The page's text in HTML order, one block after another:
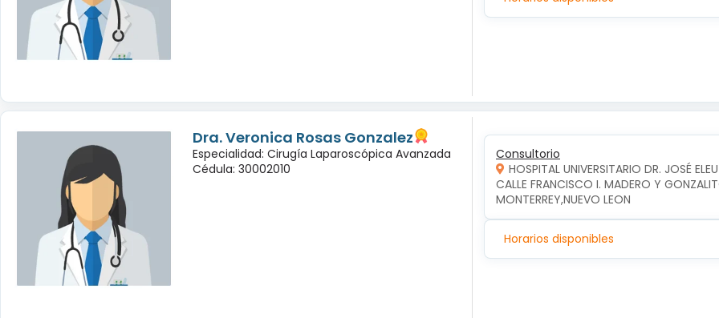
Dra. Veronica Rosas Gonzalez
Especialidad: Cirugía Laparoscópica Avanzada
Cédula: 30002010
Consultorio
HOSPITAL UNIVERSITARIO DR. JOSÉ
CALLE FRANCISCO I. MADERO Y
MONTERREY,NUEVO LEON
Horarios disponibles